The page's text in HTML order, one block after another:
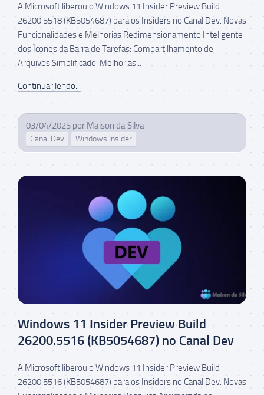
A Microsoft liberou o Windows 11 Insider Preview Build
26200.5518 (KB5054687) para os Insiders no Canal Dev. Novas
Funcionalidades e Melhorias Redimensionamento Inteligente
dos Ícones da Barra de Tarefas: Compartilhamento de
Arquivos Simplificado: Melhorias...
Continuar lendo...
03/04/2025 por Maison da Silva
Canal Dev Windows Insider
Windows 11 Insider Preview Build
26200.5516 (KB5054687) no Canal Dev
A Microsoft liberou o Windows 11 Insider Preview Build
26200.5516 (KB5054687) para os Insiders no Canal Dev. Novas